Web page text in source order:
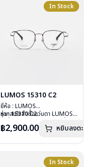
In Stock
LUMOS 15310 C2
ยี่ห้อ : LUMOS
รุ่น : 15310 C2
เลนส์ : Demo Lens
น้ำหนัก : 16 กรัม
อุปกรณ์ : กล่องแว่น , ผ้าเช็ดแว่น
หากสนใจสั่งชื้อแว่นตา LUMOS
ลงไว้กรุณาติดต่อเราคลิก
฿2,900.00 หยิบลงตะกร้า
In Stock